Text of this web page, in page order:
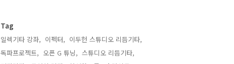
Tag
일렉기타 강좌, 이펙터, 이두헌 스튜디오 리듬기타,
독파프로젝트, 오픈 G 튜닝, 스튜디오 리듬기타,